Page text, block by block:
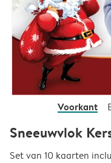
Voorkant
Sneeuwvlok
Set van 10 kaarten